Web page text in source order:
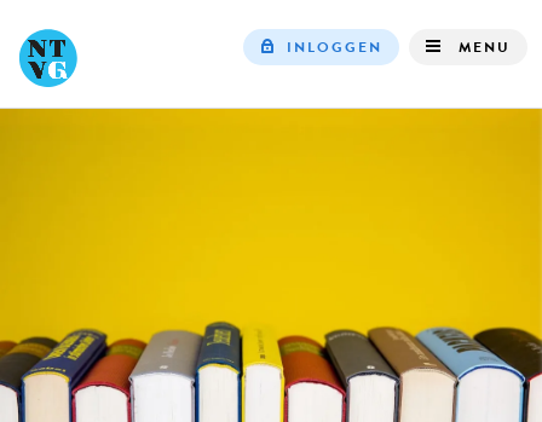
INLOGGEN MENU